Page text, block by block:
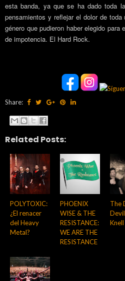
esta banda, ya que se ha dado toda
pensamientos y reflejar el dolor de
género que pudieron haber elegido para
de impotencia. El Hard Rock.
Share:
Related Posts:
POLYTOXIC:
¿El renacer
del Heavy
Metal?
PHOENIX
WISE & THE
RESISTANCE:
WE ARE THE
RESISTANCE
The
Knell